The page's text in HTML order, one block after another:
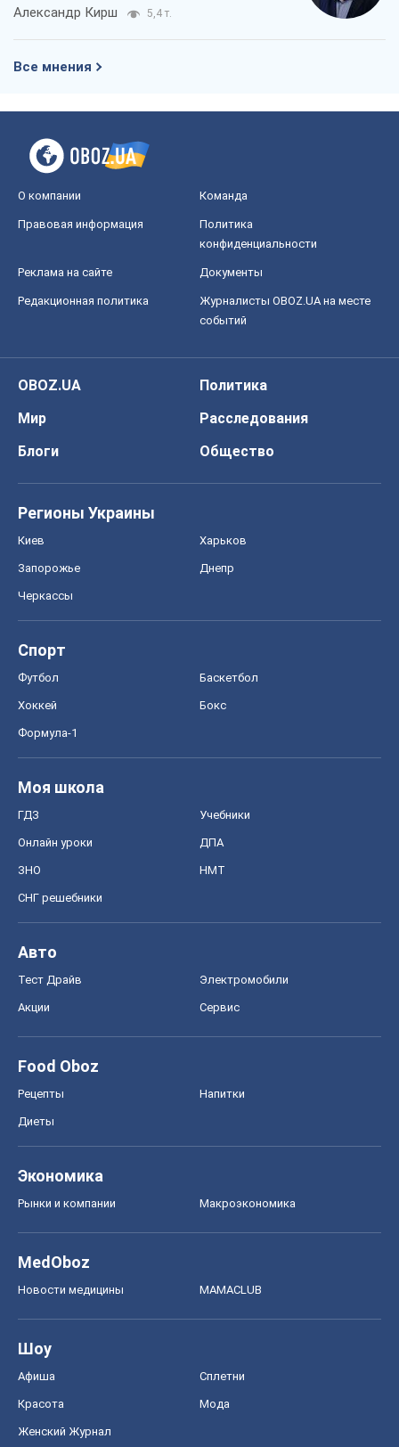
Александр Кирш 5,4 т.
Все мнения
О компании Команда
Правовая информация
Политика
конфиденциальности
Реклама на сайте Документы
Редакционная политика
Журналисты OBOZ.UA на месте
событий
OBOZ.UA
Политика
Мир
Расследования
Блоги
Общество
Регионы Украины
Киев Харьков
Запорожье Днепр
Черкассы
Спорт
Футбол Баскетбол
Хоккей Бокс
Формула-1
Моя школа
ГДЗ Учебники
Онлайн уроки ДПА
ЗНО НМТ
СНГ решебники
Авто
Тест Драйв Электромобили
Акции Сервис
Food Oboz
Рецепты Напитки
Диеты
Экономика
Рынки и компании Mакроэкономика
MedOboz
Новости медицины MAMACLUB
Шоу
Афиша Сплетни
Красота Мода
Женский Журнал